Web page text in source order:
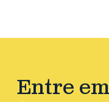
Entre